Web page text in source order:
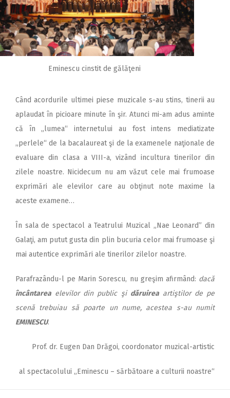
Eminescu cinstit de gălăţeni
Când acordurile ultimei piese muzicale s-au stins, tinerii au
aplaudat în picioare minute în şir. Atunci mi-am adus aminte
că în „lumea“ internetului au fost intens mediatizate
„perlele“ de la bacalaureat şi de la examenele naţionale de
evaluare din clasa a VIII-a, vizând incultura tinerilor din
zilele noastre. Nicidecum nu am văzut cele mai frumoase
exprimări ale elevilor care au obţinut note maxime la
aceste examene…
În sala de spectacol a Teatrului Muzical „Nae Leonard” din
Galaţi, am putut gusta din plin bucuria celor mai frumoase şi
mai autentice exprimări ale tinerilor zilelor noastre.
Parafrazându-l pe Marin Sorescu, nu greşim afirmând: dacă
încântarea elevilor din public şi dăruireaartiştilor de pe
scenă trebuiau să poarte un nume, acestea s-au numit
EMINESCU.
Prof. dr. Eugen Dan Drăgoi, coordonator muzical-artistic
al spectacolului „Eminescu – sărbătoare a culturii noastre“